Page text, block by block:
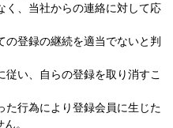
く、当社からの連絡に対して応
登録の継続を適当でないと判
い、自らの登録を取り消すこ
た行為により登録会員に生じた
。